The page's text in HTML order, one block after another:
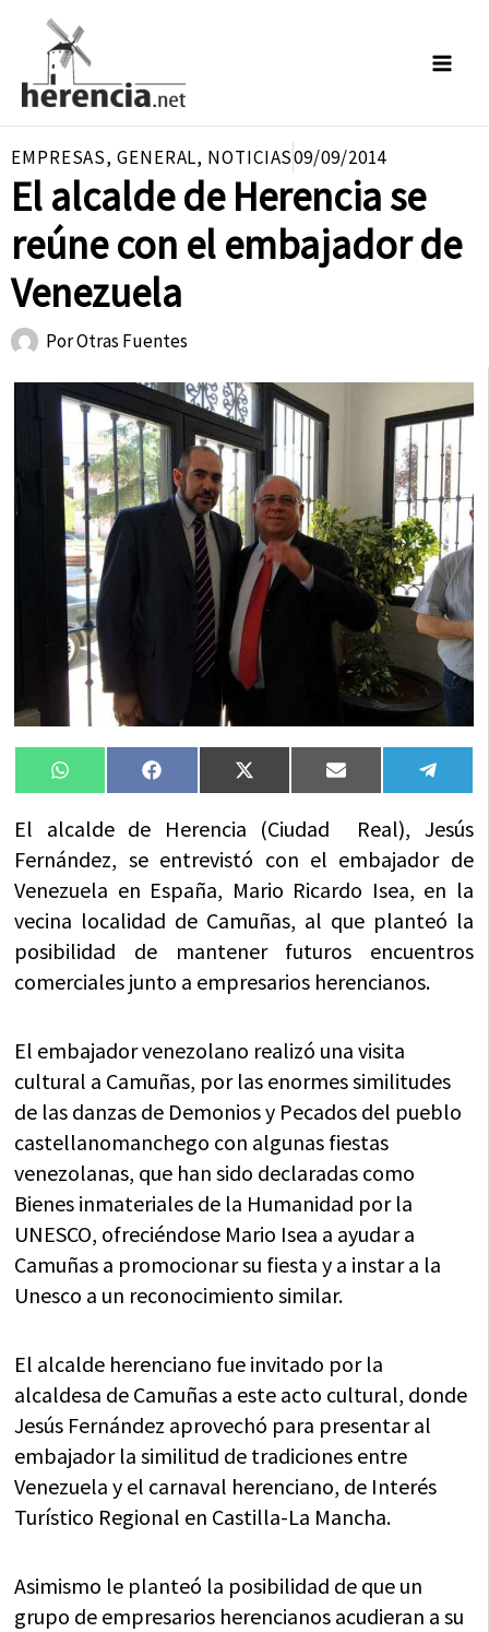
contenido
EMPRESAS,GENERAL, NOTICIAS09/09/2014
El alcalde de Herencia se
reúne con el embajador de
Venezuela
PorOtras Fuentes
Compartir
en
WhatsAppCompartir
en
FacebookCompartir
en
X
(Twitter)
Compartir
en
Email
en
El alcalde de Herencia (Ciudad Real), Jesús
Fernández, se entrevistó con el embajador de
Venezuela en España, Mario Ricardo Isea, en la
vecina localidad de Camuñas, al que planteó la
posibilidad de mantener futuros encuentros
comerciales junto a empresarios herencianos.
El embajador venezolano realizó una visita
cultural a Camuñas, por las enormes similitudes
de las danzas de Demonios y Pecados del pueblo
castellanomanchego con algunas fiestas
venezolanas, que han sido declaradas como
Bienes inmateriales de la Humanidad por la
UNESCO, ofreciéndose Mario Isea a ayudar a
Camuñas a promocionar su fiesta y a instar a la
Unesco a un reconocimiento similar.
El alcalde herenciano fue invitado por la
alcaldesa de Camuñas a este acto cultural, donde
Jesús Fernández aprovechó para presentar al
embajador la similitud de tradiciones entre
Venezuela y el carnaval herenciano, de Interés
Turístico Regional en Castilla-La Mancha.
Asimismo le planteó la posibilidad de que un
grupo de empresarios herencianos acudieran a su